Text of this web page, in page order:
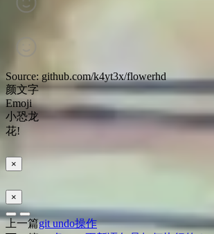
Source: github.com/k4yt3x/flowerhd
颜文字
Emoji
小恐龙
花!
×
×
上一篇git undo操作